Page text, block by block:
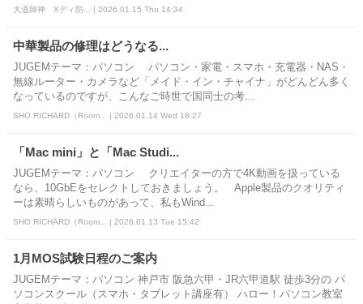
大道師神 Xディ防... | 2026.01.15 Thu 14:34
中華製品の修理はどうなる...
JUGEMテーマ：パソコン パソコン・家電・スマホ・充電器・NAS・
無線ルーター・カメラなど「メイド・イン・チャイナ」がどんどん多く
なっているのですが、こんなご時世で国同士の考...
SHO RICHARD（Room... | 2026.01.14 Wed 18:27
「Mac mini」と「Mac Studi...
JUGEMテーマ：パソコン クリエイターの方で4K動画を扱っている
なら、10GbEをセレクトしておきましょう。 Apple製品のクオリティ
ーは素晴らしいものがあって、私もWind...
SHO RICHARD（Room... | 2026.01.13 Tue 15:42
1月MOS試験日程のご案内
JUGEMテーマ：パソコン 神戸市 阪急六甲・JR六甲道駅 徒歩3分の パ
ソコンスクール（スマホ・タブレット講座有） ハロー！パソコン教室